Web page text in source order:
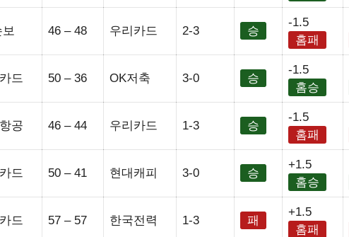
46 – 48 우리카드 2-3 승
-1.5
홈패
드 50 – 36 OK저축 3-0 승
-1.5
홈승
공 46 – 44 우리카드 1-3 승
-1.5
홈패
드 50 – 41 현대캐피 3-0 승
+1.5
홈승
드 57 – 57 한국전력 1-3 패
+1.5
홈패